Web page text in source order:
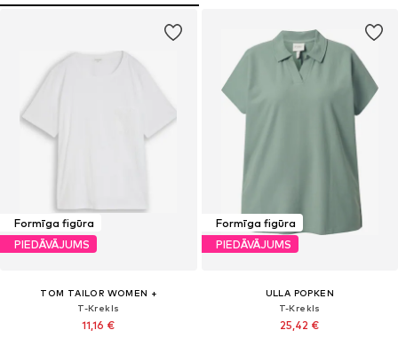
Formīga figūra
PIEDĀVĀJUMS
TOM TAILOR WOMEN +
T-Krekls
11,16 €
Formīga figūra
PIEDĀVĀJUMS
ULLA POPKEN
T-Krekls
25,42 €